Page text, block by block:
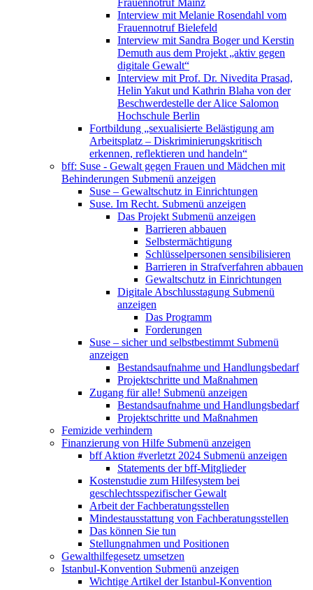
Frauennotruf Mainz
Interview mit Melanie Rosendahl vom
Frauennotruf Bielefeld
Interview mit Sandra Boger und Kerstin
Demuth aus dem Projekt „aktiv gegen
digitale Gewalt“
Interview mit Prof. Dr. Nivedita Prasad,
Helin Yakut und Kathrin Blaha von der
Beschwerdestelle der Alice Salomon
Hochschule Berlin
Fortbildung „sexualisierte Belästigung am
Arbeitsplatz – Diskriminierungskritisch
erkennen, reflektieren und handeln“
bff: Suse - Gewalt gegen Frauen und Mädchen mit
Behinderungen Submenü anzeigen
Suse – Gewaltschutz in Einrichtungen
Suse. Im Recht. Submenü anzeigen
Das Projekt Submenü anzeigen
Barrieren abbauen
Selbstermächtigung
Schlüsselpersonen sensibilisieren
Barrieren in Strafverfahren abbauen
Gewaltschutz in Einrichtungen
Digitale Abschlusstagung Submenü
anzeigen
Das Programm
Forderungen
Suse – sicher und selbstbestimmt Submenü
anzeigen
Bestandsaufnahme und Handlungsbedarf
Projektschritte und Maßnahmen
Zugang für alle! Submenü anzeigen
Bestandsaufnahme und Handlungsbedarf
Projektschritte und Maßnahmen
Femizide verhindern
Finanzierung von Hilfe Submenü anzeigen
bff Aktion #verletzt 2024 Submenü anzeigen
Statements der bff-Mitglieder
Kostenstudie zum Hilfesystem bei
geschlechtsspezifischer Gewalt
Arbeit der Fachberatungsstellen
Mindestausstattung von Fachberatungsstellen
Das können Sie tun
Stellungnahmen und Positionen
Gewalthilfegesetz umsetzen
Istanbul-Konvention Submenü anzeigen
Wichtige Artikel der Istanbul-Konvention